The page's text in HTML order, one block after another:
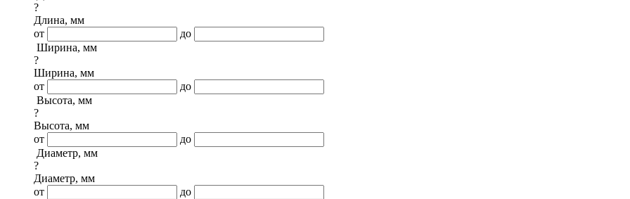
?
Длина, мм
от
до
Ширина, мм
?
Ширина, мм
от
до
Высота, мм
?
Высота, мм
от
до
Диаметр, мм
?
Диаметр, мм
от
до